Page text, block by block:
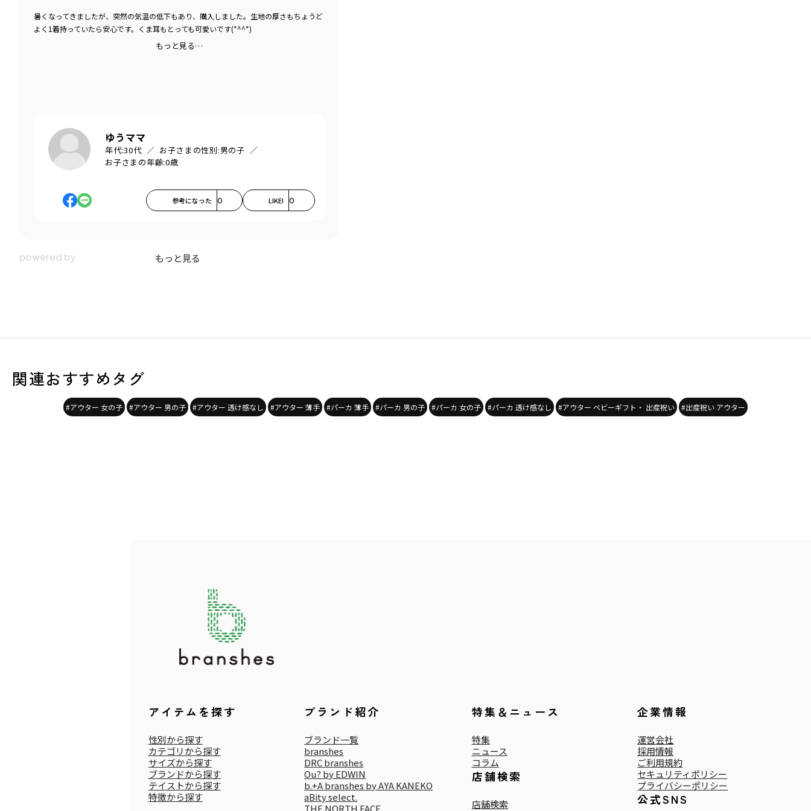
暑くなってきましたが、突然の気温の低下もあり、購入しました。生地の厚さもちょうど
よく1着持っていたら安心です。くま耳もとっても可愛いです(*^^*)
もっと見る…
ゆうママ
年代:30代 お子さまの性別:男の子
お子さまの年齢:0歳
参考になった 0 LIKE! 0
もっと見る
関連おすすめタグ
#アウター 女の子 #アウター 男の子 #アウター 透け感なし #アウター 薄手 #パーカ 薄手 #パーカ 男の子 #パーカ 女の子 #パーカ 透け感なし #アウター ベビーギフト・ 出産祝い #出産祝い アウター
アイテムを探す
性別から探す
カテゴリから探す
サイズから探す
ブランドから探す
テイストから探す
特徴から探す
ブランド紹介
ブランド一覧
branshes
DRC branshes
Ou? by EDWIN
b.+A branshes by AYA KANEKO
aBity select.
THE NORTH FACE
特集＆ニュース
特集
ニュース
コラム
店舗検索
店舗検索
企業情報
運営会社
採用情報
ご利用規約
セキュリティポリシー
プライバシーポリシー
公式SNS